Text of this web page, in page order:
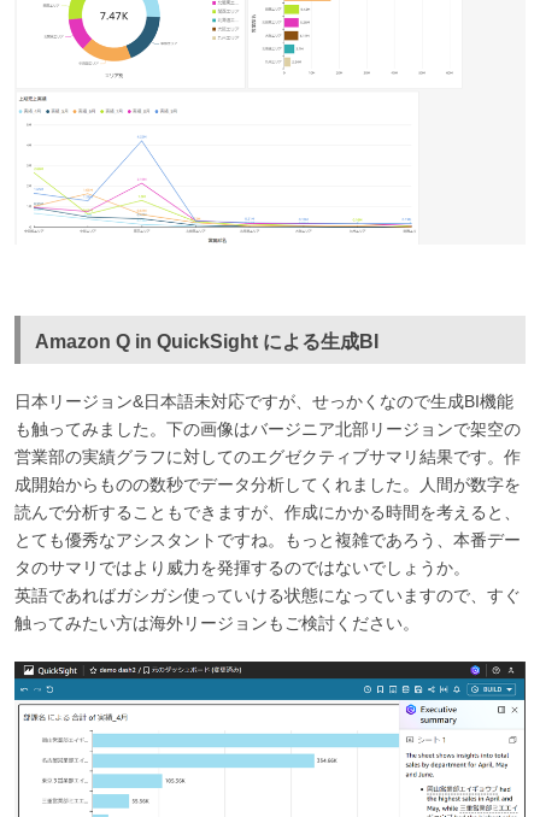
Amazon Q in QuickSight による生成BI
日本リージョン&日本語未対応ですが、せっかくなので生成BI機能
も触ってみました。下の画像はバージニア北部リージョンで架空の
営業部の実績グラフに対してのエグゼクティブサマリ結果です。作
成開始からものの数秒でデータ分析してくれました。人間が数字を
読んで分析することもできますが、作成にかかる時間を考えると、
とても優秀なアシスタントですね。もっと複雑であろう、本番デー
タのサマリではより威力を発揮するのではないでしょうか。
英語であればガシガシ使っていける状態になっていますので、すぐ
触ってみたい方は海外リージョンもご検討ください。